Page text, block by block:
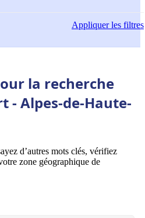
Appliquerles filtres
la recherche
- Alpes-de-Haute-
d’autres mots clés, vérifiez
zone géographique de